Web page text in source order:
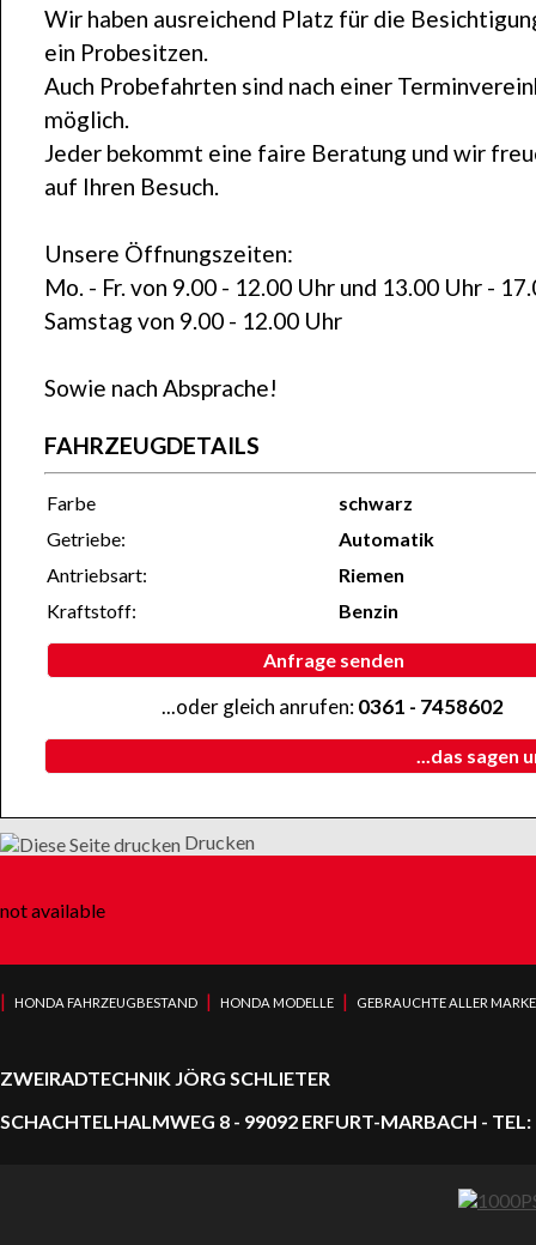
Wir haben ausreichend Platz für die
ein Probesitzen.
Auch Probefahrten sind nach einer
möglich.
Jeder bekommt eine faire Beratung und wir
auf Ihren Besuch.
Unsere Öffnungszeiten:
Mo. - Fr. von 9.00 - 12.00 Uhr und 13.00 Uhr -
Samstag von 9.00 - 12.00 Uhr
Sowie nach Absprache!
FAHRZEUGDETAILS
Farbe
schwarz
Getriebe:
Automatik
Antriebsart:
Riemen
Kraftstoff:
Benzin
Anfrage senden
...oder gleich anrufen:0361 - 7458602
...das sagen
Drucken
not available
| HONDA FAHRZEUGBESTAND | HONDA MODELLE | GEBRAUCHTE ALLER
ZWEIRADTECHNIK JÖRG SCHLIETER
SCHACHTELHALMWEG 8 - 99092 ERFURT-MARBACH -